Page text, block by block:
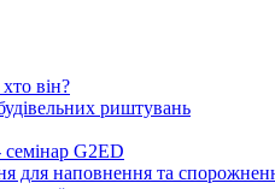
він?
риштувань
G2ED
для наповнення та